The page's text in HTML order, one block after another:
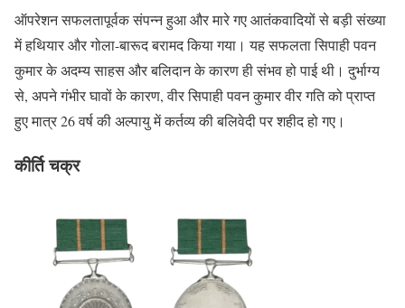
ऑपरेशन सफलतापूर्वक संपन्न हुआ और मारे गए आतंकवादियों से बड़ी संख्या
में हथियार और गोला-बारूद बरामद किया गया। यह सफलता सिपाही पवन
कुमार के अदम्य साहस और बलिदान के कारण ही संभव हो पाई थी। दुर्भाग्य
से, अपने गंभीर घावों के कारण, वीर सिपाही पवन कुमार वीर गति को प्राप्त
हुए मात्र 26 वर्ष की अल्पायु में कर्तव्य की बलिवेदी पर शहीद हो गए।
कीर्ति चक्र